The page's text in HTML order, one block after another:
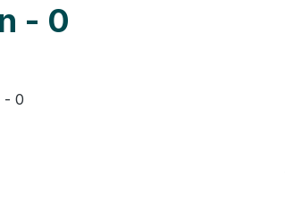
- 0